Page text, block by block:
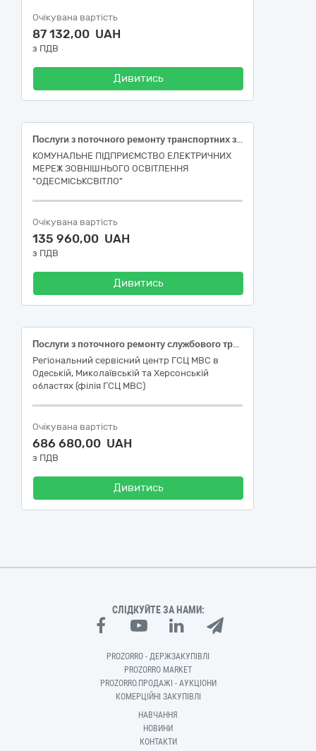
Очікувана вартість
87 132,00 UAH
з ПДВ
Дивитись
Послуги з поточного ремонту транспортних засобів (Спеціалізований сідловий тягач-е держ.№ВН 2840 КА) за ДК 021:2015 – код 50110000-9 - Послуги з ремонту і технічного обслуговування мототранспортних засобів і супутнього обладнання
КОМУНАЛЬНЕ ПІДПРИЄМСТВО ЕЛЕКТРИЧНИХ
МЕРЕЖ ЗОВНІШНЬОГО ОСВІТЛЕННЯ
"ОДЕСМІСЬКСВІТЛО"
Очікувана вартість
135 960,00 UAH
з ПДВ
Дивитись
Послуги з поточного ремонту службового транспортного засобу
Регіональний сервісний центр ГСЦ МВС в
Одеській, Миколаївській та Херсонській
областях (філія ГСЦ МВС)
Очікувана вартість
686 680,00 UAH
з ПДВ
Дивитись
СЛІДКУЙТЕ ЗА НАМИ:
PROZORRO - ДЕРЖЗАКУПІВЛІ
PROZORRO MARKET
PROZORRO.ПРОДАЖІ - АУКЦІОНИ
КОМЕРЦІЙНІ ЗАКУПІВЛІ
НАВЧАННЯ
НОВИНИ
КОНТАКТИ